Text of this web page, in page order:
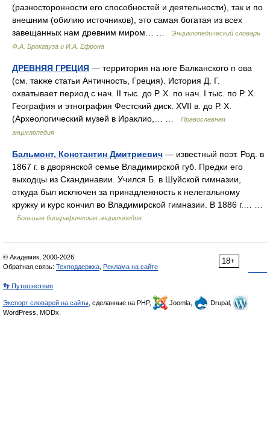
(разносторонности его способностей и деятельности), так и по
внешним (обилию источников), это самая богатая из всех
завещанных нам древним миром… …
Энциклопедический словарь
Ф.А. Брокгауза и И.А. Ефрона
ДРЕВНЯЯ ГРЕЦИЯ — территория на юге Балканского п ова
(см. также статьи Античность, Греция). История Д. Г.
охватывает период с нач. II тыс. до Р. Х. по нач. I тыс. по Р. Х.
География и этнография Фестский диск. XVII в. до Р. Х.
(Археологический музей в Ираклио,… …
Православная
энциклопедия
Бальмонт, Константин Дмитриевич — известный поэт. Род. в
1867 г. в дворянской семье Владимирской губ. Предки его
выходцы из Скандинавии. Учился Б. в Шуйской гимназии,
откуда был исключен за принадлежность к нелегальному
кружку и курс кончил во Владимирской гимназии. В 1886 г.… …
Большая биографическая энциклопедия
18+
© Академик, 2000-2026
Обратная связь: Техподдержка Реклама на сайте
👣 Путешествия
Экспорт словарей на сайты , сделанные на PHP, Joomla,
Drupal,
WordPress, MODx.